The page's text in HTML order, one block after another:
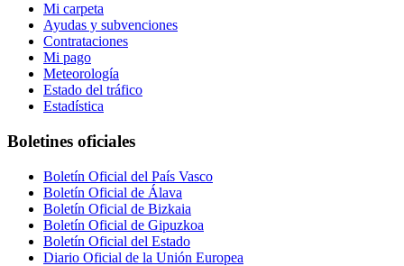
Mi carpeta
Ayudas y subvenciones
Contrataciones
Mi pago
Meteorología
Estado del tráfico
Estadística
Boletines oficiales
Boletín Oficial del País Vasco
Boletín Oficial de Álava
Boletín Oficial de Bizkaia
Boletín Oficial de Gipuzkoa
Boletín Oficial del Estado
Diario Oficial de la Unión Europea